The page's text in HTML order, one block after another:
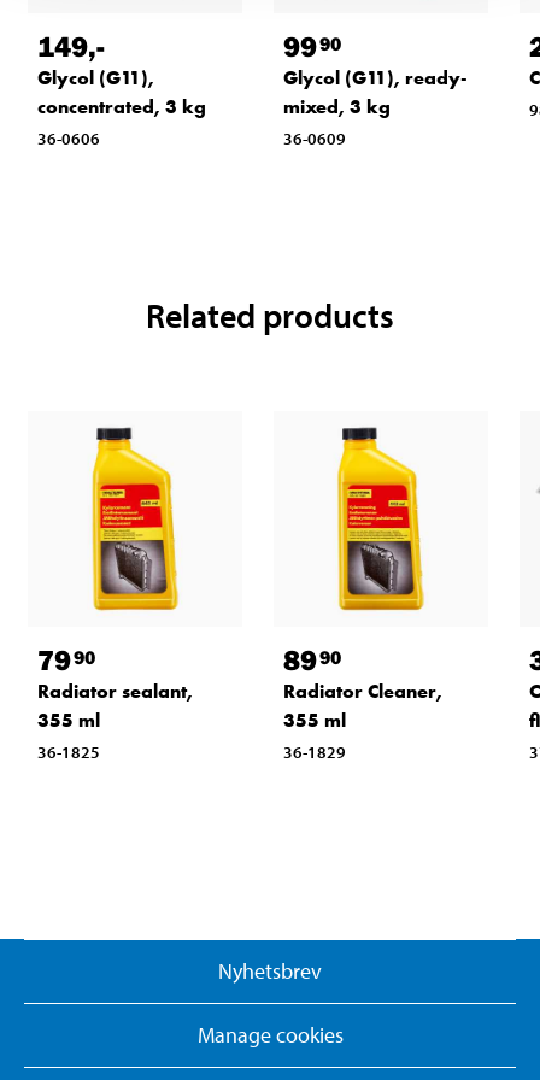
149,-
Glycol (G11),
concentrated, 3 kg
36-0606
9990
Glycol (G11), ready-
mixed, 3 kg
36-0609
Related products
7990
Radiator sealant,
355 ml
36-1825
8990
Radiator Cleaner,
355 ml
36-1829
Nyhetsbrev
Manage cookies